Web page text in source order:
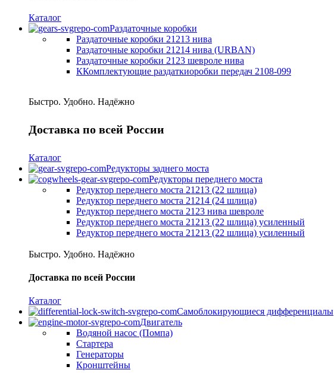
Каталог
Раздаточные коробки
Раздаточные коробки 21213 нива
Раздаточные коробки 21214 нива (URBAN)
Раздаточные коробки 2123 шевроле нива
ККомплектующие раздаткиоробки передач 2108-099
Быстро. Удобно. Надёжно
Доставка по всей России
Каталог
Редукторы заднего моста
Редукторы переднего моста
Редуктор переднего моста 21213 (22 шлица)
Редуктор переднего моста 21214 (24 шлица)
Редуктор переднего моста 2123 нива шевроле
Редуктор переднего моста 21213 (22 шлица) усиленный
Редуктор переднего моста 21213 (22 шлица) усиленный
Быстро. Удобно. Надёжно
Доставка по всей России
Каталог
Самоблокирующиеся дифференциалы
Двигатель
Водяной насос (Помпа)
Стартера
Генераторы
Кронштейны